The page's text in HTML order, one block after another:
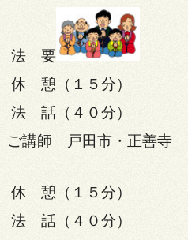
法 要
休 憩（１５分）
法 話（４０分）
市・正善寺
休 憩（１５分）
法 話（４０分）